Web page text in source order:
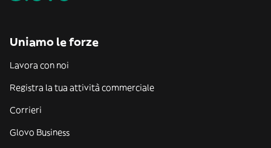
Uniamo le forze
Lavora con noi
Registra la tua attività commerciale
Corrieri
Glovo Business